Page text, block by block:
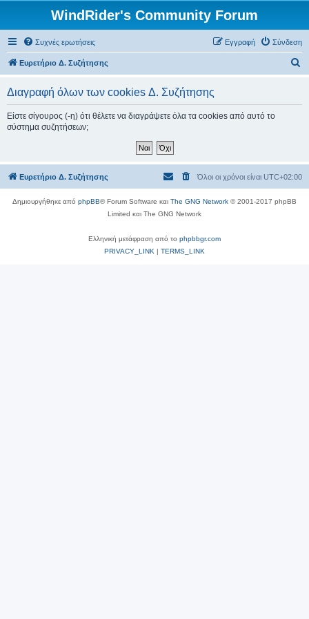
WindRider's Community Forum
Συχνές ερωτήσεις Σύνδεση
Εγγραφή
Ευρετήριο Δ. Συζήτησης
σ
Διαγραφή όλων των cookies Δ. Συζήτησης
Είστε σίγουρος (-η) ότι θέλετε να διαγράψετε όλα τα cookies από αυτό το
σύστημα συζητήσεων;
Ευρετήριο Δ. Συζήτησης Όλοι οι χρόνοι είναι UTC+02:00
Δημιουργήθηκε από phpBB® Forum Software και The GNG Network © 2001-2017 phpBB
Limited και The GNG Network
Ελληνική μετάφραση από το phpbbgr.com
PRIVACY_LINK | TERMS_LINK